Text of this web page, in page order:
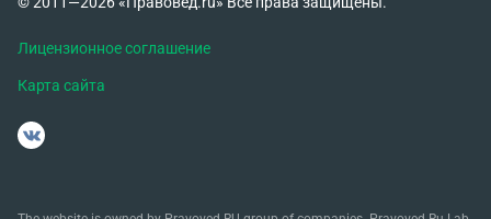
Лицензионное соглашение
Карта сайта